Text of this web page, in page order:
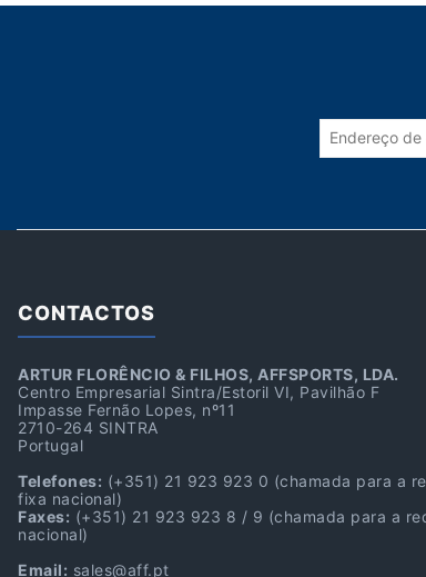
CONTACTOS
ARTUR FLORÊNCIO & FILHOS, AFFSPORTS, LDA.
Centro Empresarial Sintra/Estoril VI, Pavilhão F
Impasse Fernão Lopes, nº11
2710-264 SINTRA
Portugal
Telefones: (+351) 21 923 923 0 (chamada para a
fixa nacional)
Faxes: (+351) 21 923 923 8 / 9 (chamada para a
nacional)
Email: sales@aff.pt